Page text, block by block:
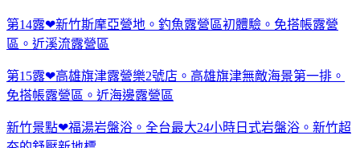
第14露❤新竹斯摩亞營地。釣魚露營區初體驗。免搭帳露營
區。近溪流露營區
第15露❤高雄旗津露營樂2號店。高雄旗津無敵海景第一排。
免搭帳露營區。近海邊露營區
新竹景點❤福湯岩盤浴。全台最大24小時日式岩盤浴。新竹超